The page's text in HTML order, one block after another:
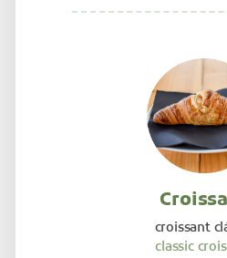
croissant
classic